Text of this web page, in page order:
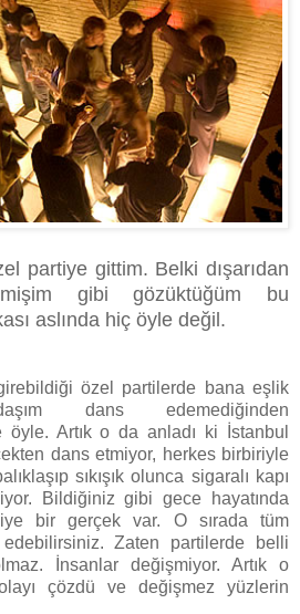
partiye gittim. Belki dışarıdan
gibi gözüktüğüm bu
aslında hiç öyle değil.
özel partilerde bana eşlik
dans edemediğinden
öyle. Artık o da anladı ki İstanbul
dans etmiyor, herkes birbiriyle
sıkışık olunca sigaralı kapı
Bildiğiniz gibi gece hayatında
bir gerçek var. O sırada tüm
edebilirsiniz.Zaten partilerde belli
İnsanlar değişmiyor. Artık o
çözdü ve değişmez yüzlerin